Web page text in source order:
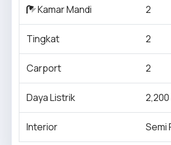
Kamar Mandi 2
Tingkat 2
Carport 2
Daya Listrik
Interior Semi